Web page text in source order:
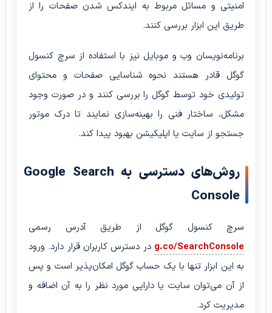
امنیتی و مسائل مربوط به ایندکس شدن صفحات را از
طریق این ابزار بررسی کنند.
برنامه‌نویسان وب و موبایل نیز با استفاده از سرچ کنسول
گوگل قادر هستند نحوه شناسایی صفحات و محتوای
تولیدی خود توسط گوگل را بررسی کنند و در صورت وجود
مشکل، ساختار فنی را بهینه‌سازی نمایند تا درک موتور
جستجو از سایت یا اپلیکیشن بهبود پیدا کند.
روش‌های دسترسی به Google Search
Console
سرچ کنسول گوگل از طریق آدرس رسمی
g.co/SearchConsole در دسترس کاربران قرار دارد. ورود
به این ابزار تنها با یک حساب گوگل امکان‌پذیر است و پس
از آن می‌توان سایت یا دارایی مورد نظر را به آن اضافه و
مدیریت کرد.